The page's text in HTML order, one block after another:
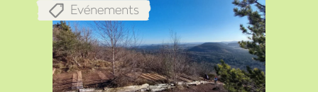
Evénements